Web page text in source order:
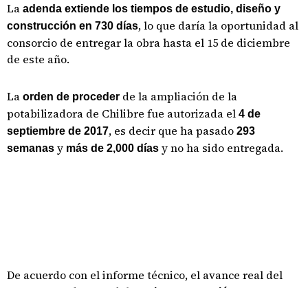
La adenda extiende los tiempos de estudio, diseño y
construcción en 730 días, lo que daría la oportunidad al
consorcio de entregar la obra hasta el 15 de diciembre
de este año.
La orden de proceder de la ampliación de la
potabilizadora de Chilibre fue autorizada el 4 de
septiembre de 2017, es decir que ha pasado 293
semanas y más de 2,000 días y no ha sido entregada.
De acuerdo con el informe técnico, el avance real del